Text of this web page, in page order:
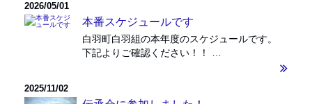
2026/05/01
本番スケジュールです
白羽町白羽組の本年度のスケジュールです。
下記よりご確認ください！！ …
2025/11/02